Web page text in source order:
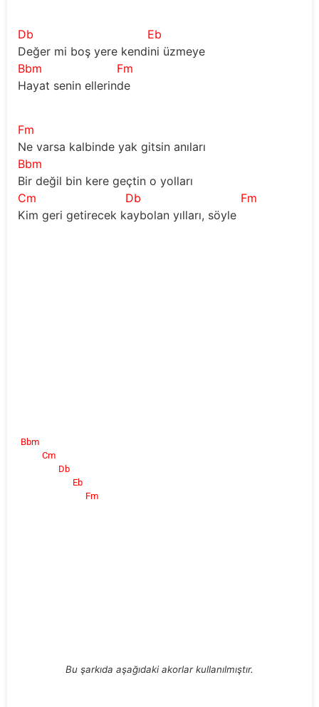
Db
Eb
Değer mi boş yere kendini üzmeye
Bbm
Fm
Hayat senin ellerinde
Fm
Ne varsa kalbinde yak gitsin anıları
Bbm
Bir değil bin kere geçtin o yolları
Cm
Db
Fm
Kim geri getirecek kaybolan yılları, söyle
Bbm
Cm
Db
Eb
Fm
Bu şarkıda aşağıdaki akorlar kullanılmıştır.